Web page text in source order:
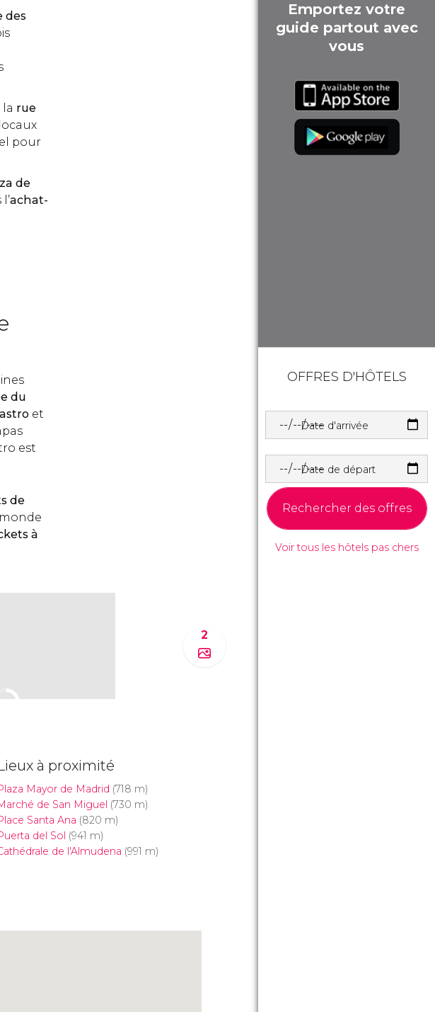
des
rue
pour
de
achat-
du
et
est
de
à
2
à proximité
Mayor de Madrid (718 m)
de San Miguel (730 m)
Santa Ana (820 m)
del Sol (941 m)
de l'Almudena (991 m)
Emportez votre
guide partout avec
vous
OFFRES D'HÔTELS
Date d'arrivée
Date de départ
Rechercher des offres
Voir tous les hôtels pas chers